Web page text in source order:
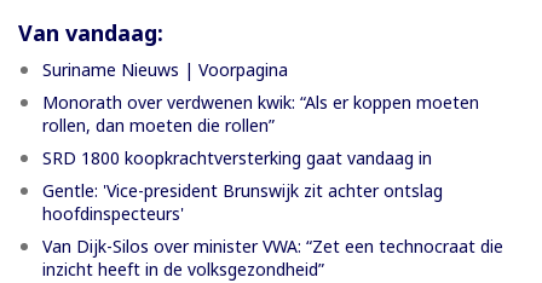
Van vandaag:
Suriname Nieuws | Voorpagina
Monorath over verdwenen kwik: “Als er koppen moeten
rollen, dan moeten die rollen”
SRD 1800 koopkrachtversterking gaat vandaag in
Gentle: 'Vice-president Brunswijk zit achter ontslag
hoofdinspecteurs'
Van Dijk-Silos over minister VWA: “Zet een technocraat die
inzicht heeft in de volksgezondheid”